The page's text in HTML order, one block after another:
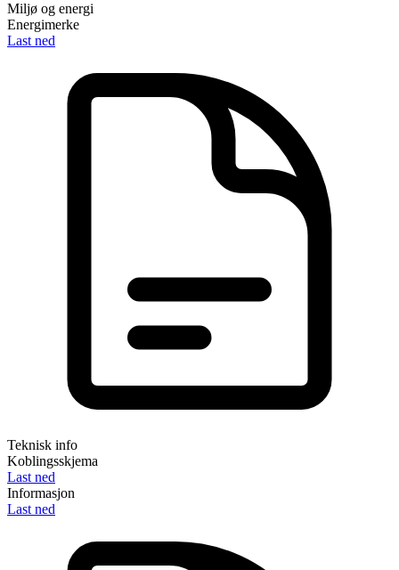
Miljø og energi
Energimerke
Last ned
Teknisk info
Koblingsskjema
Last ned
Informasjon
Last ned